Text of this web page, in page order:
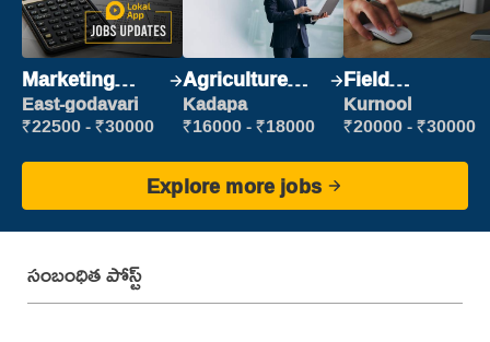
Marketing
Executive
East-godavari
₹22500 - ₹30000
Agriculture
Labour
Kadapa
₹16000 - ₹18000
Field
Marketing
Executive
Kurnool
₹20000 - ₹30000
Explore more jobs
సంబంధిత పోస్ట్